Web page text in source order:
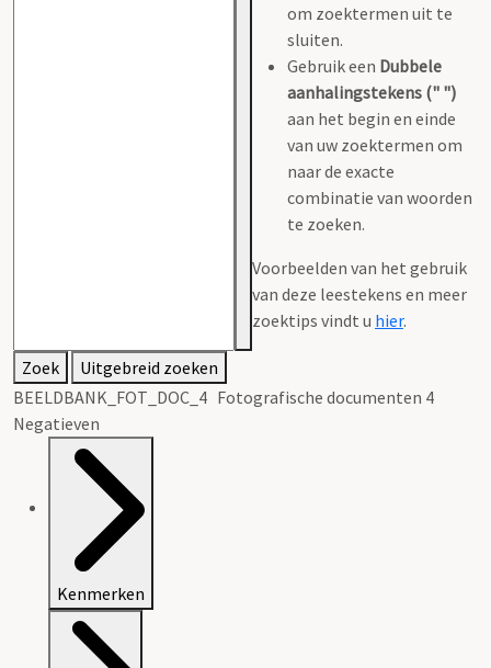
om zoektermen uit te
sluiten.
Gebruik een Dubbele
aanhalingstekens (" ")
aan het begin en einde
van uw zoektermen om
naar de exacte
combinatie van woorden
te zoeken.
Voorbeelden van het gebruik
van deze leestekens en meer
zoektips vindt u hier.
Zoek
Uitgebreid zoeken
BEELDBANK_FOT_DOC_4 Fotografische documenten 4
Negatieven
Kenmerken